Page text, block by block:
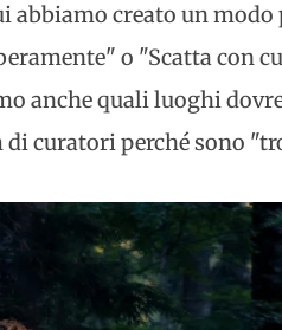
abbiamo creato un
o "Scatta con
anche quali luoghi
curatori perché sono